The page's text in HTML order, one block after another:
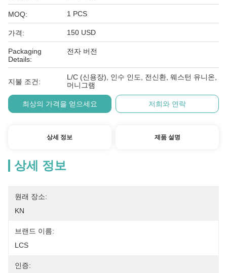
MOQ: 1 PCS
가격: 150 USD
Packaging
Details:
전자 버전
지불 조건:
L/C (신용장), 인수 인도, 전신환, 웨스턴 유니온,
머니그램
최상의 가격을 얻으세요 저희와 연락
상세 정보 제품 설명
상세 정보
원래 장소:
KN
브랜드 이름:
LCS
인증: